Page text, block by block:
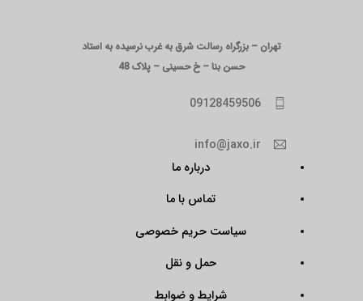
تهران – بزرگراه رسالت شرق به غرب نرسیده به استاد
حسن بنا – خ حسینی – پلاک 48
09128459506
info@jaxo.ir
درباره ما
تماس با ما
سیاست حریم خصوصی
حمل و نقل
شرایط و ضوابط